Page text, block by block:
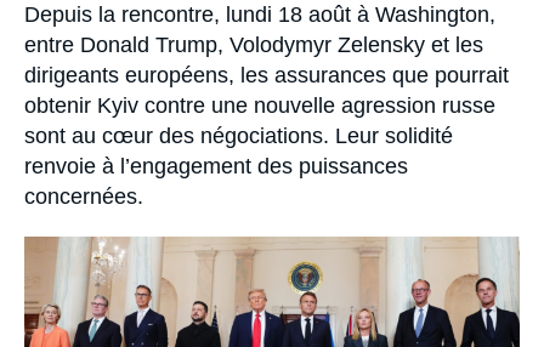
Accroche
Depuis la rencontre, lundi 18 août à Washington,
entre Donald Trump, Volodymyr Zelensky et les
dirigeants européens, les assurances que pourrait
obtenir Kyiv contre une nouvelle agression russe
sont au cœur des négociations. Leur solidité
renvoie à l’engagement des puissances
concernées.
Image
principale
médiatique